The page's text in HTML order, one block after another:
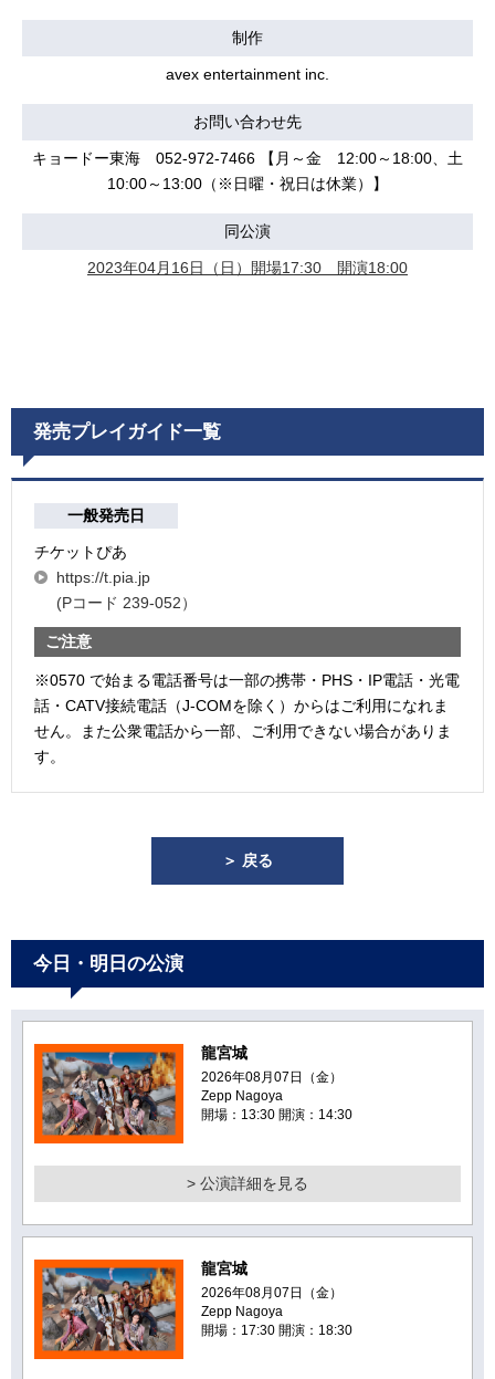
制作
avex entertainment inc.
お問い合わせ先
キョードー東海 052-972-7466 【月～金 12:00～18:00、土
10:00～13:00（※日曜・祝日は休業）】
同公演
2023年04月16日（日）開場17:30 開演18:00
発売プレイガイド一覧
一般発売日
チケットぴあ
https://t.pia.jp
(Pコード 239-052）
ご注意
※0570 で始まる電話番号は一部の携帯・PHS・IP電話・光電
話・CATV接続電話（J-COMを除く）からはご利用になれま
せん。また公衆電話から一部、ご利用できない場合がありま
す。
＞ 戻る
今日・明日の公演
龍宮城
2026年08月07日（金）
Zepp Nagoya
開場：13:30 開演：14:30
> 公演詳細を見る
龍宮城
2026年08月07日（金）
Zepp Nagoya
開場：17:30 開演：18:30